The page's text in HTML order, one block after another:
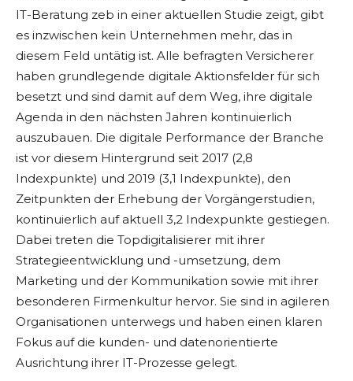
IT-Beratung zeb in einer aktuellen Studie zeigt, gibt
es inzwischen kein Unternehmen mehr, das in
diesem Feld untätig ist. Alle befragten Versicherer
haben grundlegende digitale Aktionsfelder für sich
besetzt und sind damit auf dem Weg, ihre digitale
Agenda in den nächsten Jahren kontinuierlich
auszubauen. Die digitale Performance der Branche
ist vor diesem Hintergrund seit 2017 (2,8
Indexpunkte) und 2019 (3,1 Indexpunkte), den
Zeitpunkten der Erhebung der Vorgängerstudien,
kontinuierlich auf aktuell 3,2 Indexpunkte gestiegen.
Dabei treten die Topdigitalisierer mit ihrer
Strategieentwicklung und -umsetzung, dem
Marketing und der Kommunikation sowie mit ihrer
besonderen Firmenkultur hervor. Sie sind in agileren
Organisationen unterwegs und haben einen klaren
Fokus auf die kunden- und datenorientierte
Ausrichtung ihrer IT-Prozesse gelegt.